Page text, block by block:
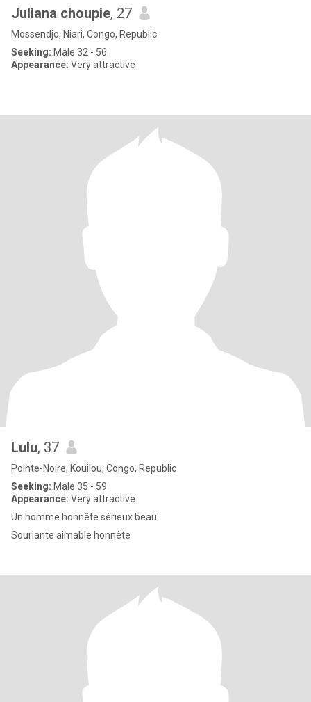
Juliana choupie, 27
Mossendjo, Niari, Congo, Republic
Seeking: Male 32 - 56
Appearance: Very attractive
Lulu, 37
Pointe-Noire, Kouilou, Congo, Republic
Seeking: Male 35 - 59
Appearance: Very attractive
Un homme honnête sérieux beau
Souriante aimable honnête